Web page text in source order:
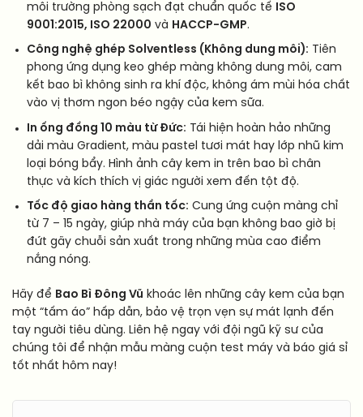
môi trường phòng sạch đạt chuẩn quốc tế
ISO
9001:2015, ISO 22000 và HACCP-GMP.
Công nghệ ghép Solventless (Không dung môi): Tiên
phong ứng dụng keo ghép màng không dung môi, cam
kết bao bì không sinh ra khí độc, không ám mùi hóa chất
vào vị thơm ngon béo ngậy của kem sữa.
In ống đồng 10 màu từ Đức: Tái hiện hoàn hảo những
dải màu Gradient, màu pastel tươi mát hay lớp nhũ kim
loại bóng bẩy. Hình ảnh cây kem in trên bao bì chân
thực và kích thích vị giác người xem đến tột độ.
Tốc độ giao hàng thần tốc: Cung ứng cuộn màng chỉ
từ 7 – 15 ngày, giúp nhà máy của bạn không bao giờ bị
đứt gãy chuỗi sản xuất trong những mùa cao điểm
nắng nóng.
Hãy để Bao Bì Đông Vũ khoác lên những cây kem của bạn
một “tấm áo” hấp dẫn, bảo vệ trọn vẹn sự mát lạnh đến
tay người tiêu dùng. Liên hệ ngay với đội ngũ kỹ sư của
chúng tôi để nhận mẫu màng cuộn test máy và báo giá sỉ
tốt nhất hôm nay!